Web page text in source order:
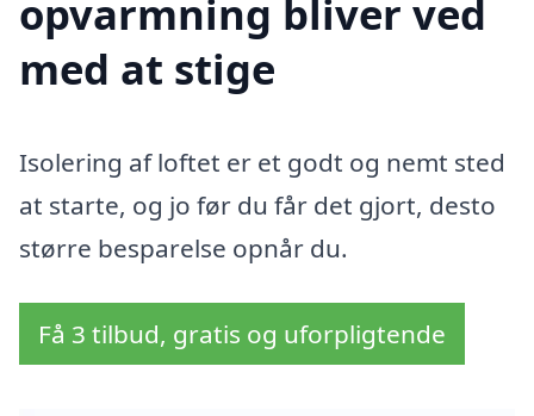
opvarmning bliver ved
med at stige
Isolering af loftet er et godt og nemt sted
at starte, og jo før du får det gjort, desto
større besparelse opnår du.
Få 3 tilbud, gratis og uforpligtende